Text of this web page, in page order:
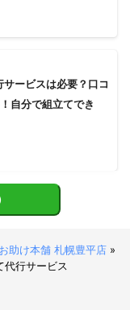
ービスは必要？口コ
自分で組立てでき
助け本舗 札幌豊平店 »
代行サービス